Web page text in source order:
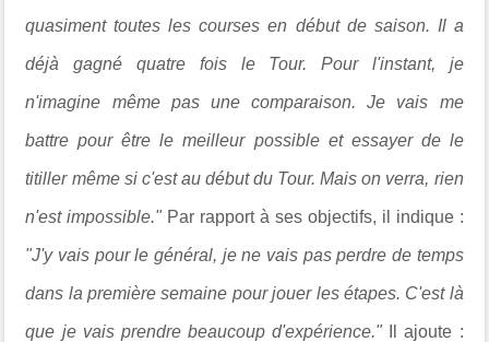
quasiment toutes les courses en début de saison. Il a
déjà gagné quatre fois le Tour. Pour l'instant, je
n'imagine même pas une comparaison. Je vais me
battre pour être le meilleur possible et essayer de le
titiller même si c'est au début du Tour. Mais on verra, rien
n'est impossible." Par rapport à ses objectifs, il indique :
"J'y vais pour le général, je ne vais pas perdre de temps
dans la première semaine pour jouer les étapes. C'est là
que je vais prendre beaucoup d'expérience." Il ajoute :